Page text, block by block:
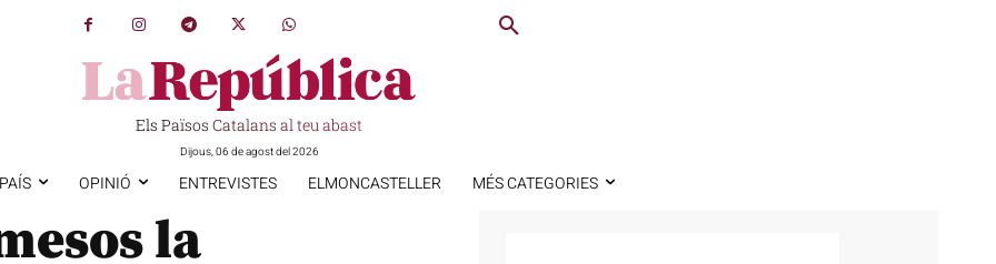
Els Països Catalans al teu abast
Dijous, 06 de agost del 2026
OPINIÓ ENTREVISTES ELMONCASTELLER MÉS CATEGORIES
la